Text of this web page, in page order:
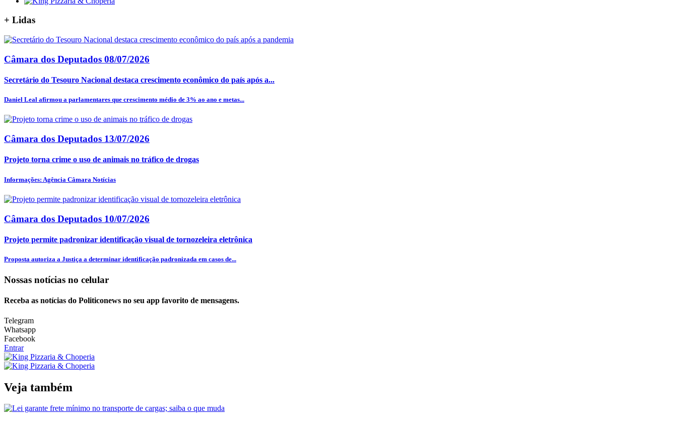
+ Lidas
Câmara dos Deputados 08/07/2026
Secretário do Tesouro Nacional destaca crescimento econômico do país após a...
Daniel Leal afirmou a parlamentares que crescimento médio de 3% ao ano e metas...
Câmara dos Deputados 13/07/2026
Projeto torna crime o uso de animais no tráfico de drogas
Informações: Agência Câmara Notícias
Câmara dos Deputados 10/07/2026
Projeto permite padronizar identificação visual de tornozeleira eletrônica
Proposta autoriza a Justiça a determinar identificação padronizada em casos de...
Nossas notícias no celular
Receba as notícias do Politiconews no seu app favorito de mensagens.
Telegram
Whatsapp
Facebook
Entrar
Veja também